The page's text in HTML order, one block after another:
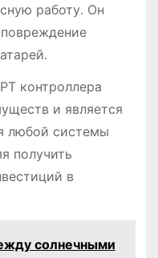
работу․ Он
контроллера
и является
любой системы
получить
в
солнечными